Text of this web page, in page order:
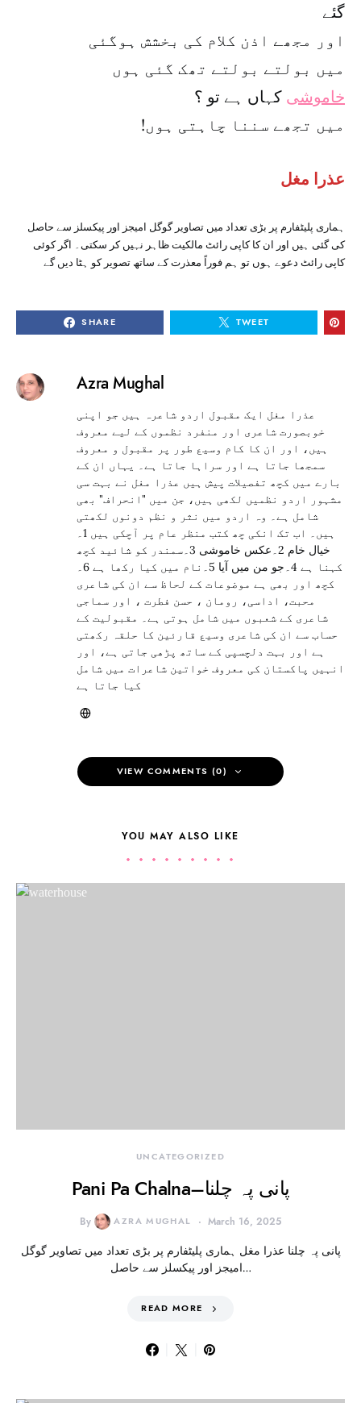
گئے
اور مجھے اذن کلام کی بخشش ہوگئی
میں بولتے بولتے تھک گئی ہوں
خاموشی کہاں ہے تو ؟
!میں تجھے سننا چاہتی ہوں
عذرا مغل
ہماری پلیٹفارم پر بڑی تعداد میں تصاویر گوگل امیجز اور پیکسلز سے حاصل
کی گئی ہیں اور ان کا کاپی رائٹ مالکیت ظاہر نہیں کر سکتی۔ اگر کوئی
کاپی رائٹ دعوے ہوں تو ہم فوراً معذرت کے ساتھ تصویر کو ہٹا دیں گے
SHARE TWEET
Azra Mughal
عذرا مغل ایک مقبول اردو شاعرہ ہیں جو اپنی
خوبصورت شاعری اور منفرد نظموں کے لیے معروف
ہیں، اور ان کا کام وسیع طور پر مقبول و معروف
سمجھا جاتا ہے اور سراہا جاتا ہے۔ یہاں ان کے
بارے میں کچھ تفصیلات پیش ہیں عذرا مغل نے بہت سی
مشہور اردو نظمیں لکھی ہیں، جن میں "انحراف" بھی
شامل ہے۔ وہ اردو میں نثر و نظم دونوں لکھتی
ہیں۔ اب تک انکی چھ کتب منظر عام پر آچکی ہیں 1۔
خیال خام 2۔عکس خاموشی 3۔سمندر کو شائید کچھ
کہنا ہے 4۔جو من میں آیا 5۔نام میں کیا رکھا ہے 6۔
کچھ اور بھی ہے موضوعات کے لحاظ سے ان کی شاعری
محبت، اداسی، رومان ، حسن فطرت ، اور سماجی
شاعری کے شعبوں میں شامل ہوتی ہے۔ مقبولیت کے
حساب سے ان کی شاعری وسیع قارئین کا حلقہ رکھتی
ہے اور بہت دلچسپی کے ساتھ پڑھی جاتی ہے، اور
انہیں پاکستان کی معروف خواتین شاعرات میں شامل
کیا جاتا ہے
VIEW COMMENTS (0)
YOU MAY ALSO LIKE
UNCATEGORIZED
Pani Pa Chalna–پانی پہ چلنا
By AZRA MUGHAL March 16, 2025
پانی پہ چلنا عذرا مغل ہماری پلیٹفارم پر بڑی تعداد میں تصاویر گوگل
امیجز اور پیکسلز سے حاصل…
READ MORE